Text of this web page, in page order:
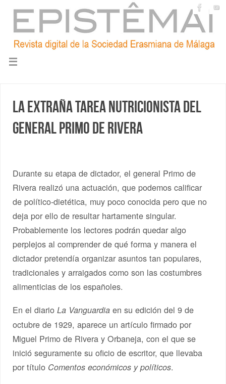
La extraña tarea nutricionista del
general Primo de Rivera
Durante su etapa de dictador, el general Primo de
Rivera realizó una actuación, que podemos calificar
de político-dietética, muy poco conocida pero que no
deja por ello de resultar hartamente singular.
Probablemente los lectores podrán quedar algo
perplejos al comprender de qué forma y manera el
dictador pretendía organizar asuntos tan populares,
tradicionales y arraigados como son las costumbres
alimenticias de los españoles.
En el diarioLa Vanguardia en su edición del 9 de
octubre de 1929, aparece un artículo firmado por
Miguel Primo de Rivera y Orbaneja, con el que se
inició seguramente su oficio de escritor, que llevaba
por título Comentos económicos y políticos.